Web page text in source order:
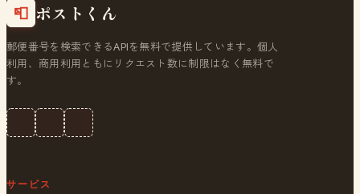
📮 ポストくん
郵便番号を検索できるAPIを無料で提供しています。個人
利用、商用利用ともにリクエスト数に制限はなく無料で
す。
サービス